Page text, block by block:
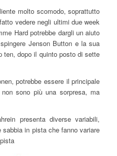
molto scomodo, soprattutto
vedere negli ultimi due week
Hard potrebbe dargli un aiuto
Jenson Button e la sua
ten, dopo il quinto posto di sette
potrebbe essere il principale
sono più una sorpresa, ma
presenta diverse variabili,
in pista che fanno variare